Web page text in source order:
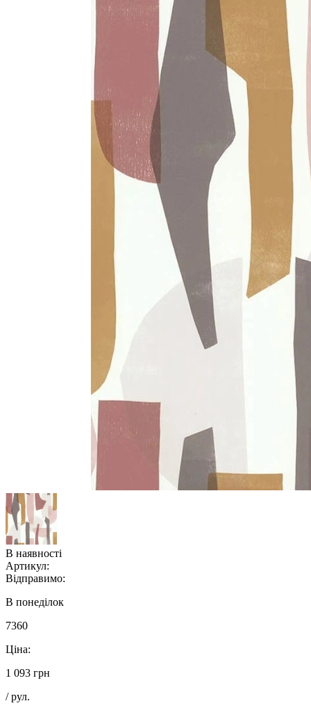
В наявності
Артикул:
Відправимо:
В понеділок
7360
Ціна:
1 093 грн
/ рул.